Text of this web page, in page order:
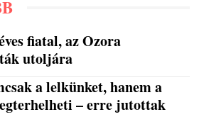
fiatal, az Ozora
utoljára
a lelkünket, hanem a
– erre jutottak